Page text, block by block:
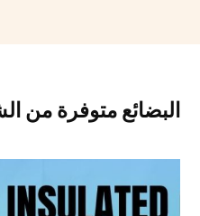
البضائع متوفرة من